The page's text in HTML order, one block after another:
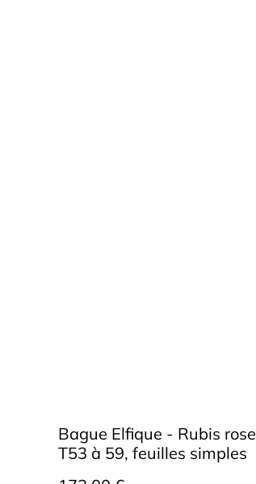
Bague Elfique - Rubis rose
T53 à 59, feuilles simples